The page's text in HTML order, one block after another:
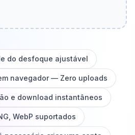
do desfoque ajustável
navegador — Zero uploads
e download instantâneos
WebP suportados